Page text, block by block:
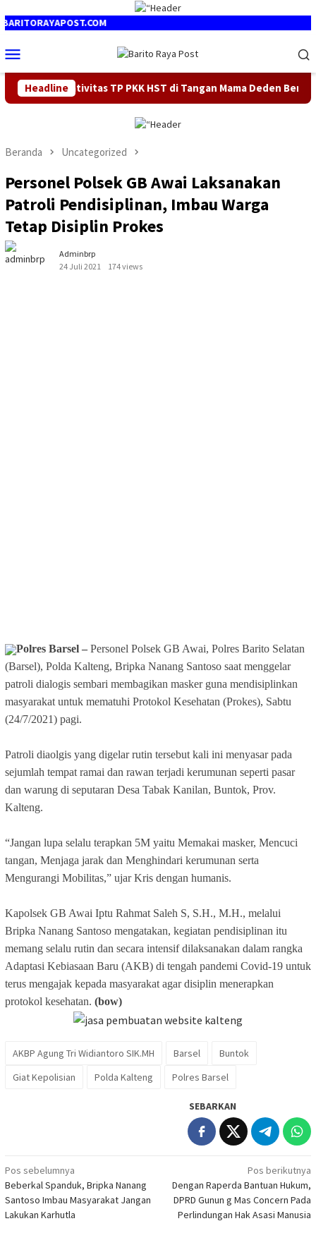
ke
Mobile
Headline
Kreativitas TP PKK HST di Tangan Mama Deden Berbuah
Beranda Uncategorized
Personel Polsek GB Awai Laksanakan
Patroli Pendisiplinan, Imbau Warga
Tetap Disiplin Prokes
Adminbrp
24 Juli 2021
174 views
Polres Barsel – Personel Polsek GB Awai, Polres Barito Selatan
(Barsel), Polda Kalteng, Bripka Nanang Santoso saat menggelar
patroli dialogis sembari membagikan masker guna mendisiplinkan
masyarakat untuk mematuhi Protokol Kesehatan (Prokes), Sabtu
(24/7/2021) pagi.
Patroli diaolgis yang digelar rutin tersebut kali ini menyasar pada
sejumlah tempat ramai dan rawan terjadi kerumunan seperti pasar
dan warung di seputaran Desa Tabak Kanilan, Buntok, Prov.
Kalteng.
“Jangan lupa selalu terapkan 5M yaitu Memakai masker, Mencuci
tangan, Menjaga jarak dan Menghindari kerumunan serta
Mengurangi Mobilitas,” ujar Kris dengan humanis.
Kapolsek GB Awai Iptu Rahmat Saleh S, S.H., M.H., melalui
Bripka Nanang Santoso mengatakan, kegiatan pendisiplinan itu
memang selalu rutin dan secara intensif dilaksanakan dalam rangka
Adaptasi Kebiasaan Baru (AKB) di tengah pandemi Covid-19 untuk
terus mengajak kepada masyarakat agar disiplin menerapkan
protokol kesehatan. (bow)
AKBP Agung Tri Widiantoro SIK.MH Barsel
Buntok
Giat Kepolisian
Polda Kalteng Polres Barsel
SEBARKAN
Navigasi
pos
Pos sebelumnya
Beberkal Spanduk, Bripka Nanang
Santoso Imbau Masyarakat Jangan
Lakukan Karhutla
Pos berikutnya
Dengan Raperda Bantuan Hukum,
DPRD Gunun g Mas Concern Pada
Perlindungan Hak Asasi Manusia